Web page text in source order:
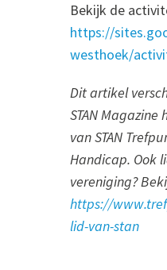
Bekijk de
https://
westhoek/
Dit artikel
STAN
van STAN
Handicap. Ook
vereniging?
https://
lid-van-stan